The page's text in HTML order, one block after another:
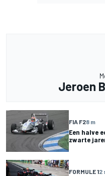
Jeroen
FIA F28 m
Een halve
zwarte
FORMULE 12